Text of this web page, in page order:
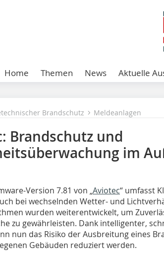
Home Themen News Aktuelle
Brandschutz Meldeanlagen
Brandschutz und
im
Version 7.81 von „Aviotec“ umfasst
bei wechselnden Wetter- und
wurden weiterentwickelt, um
zu gewährleisten. Dank intelligenter,
nun das Risiko der Ausbreitung eines
Gebäuden reduziert werden.